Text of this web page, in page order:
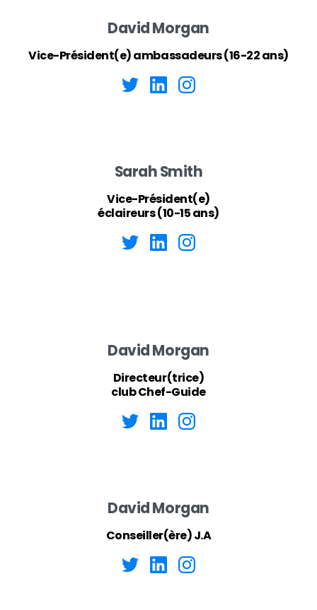
David Morgan
Vice-Président(e) ambassadeurs (16-22 ans)
Sarah Smith
Vice-Président(e)
éclaireurs (10-15 ans)
David Morgan
Directeur(trice)
club Chef-Guide
David Morgan
Conseiller(ère) J.A